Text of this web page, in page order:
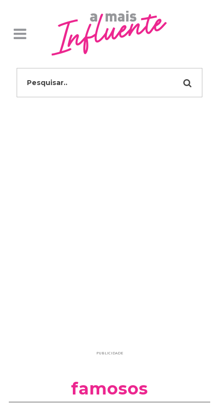
PUBLICIDADE
famosos